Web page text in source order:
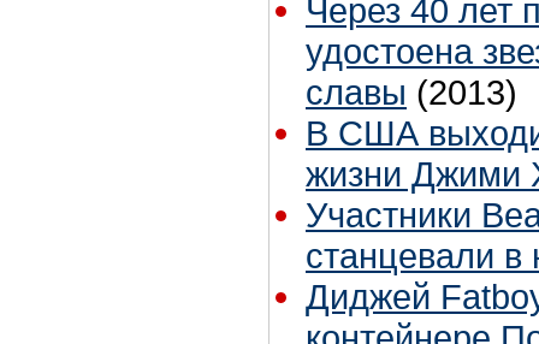
Через 40 лет
удостоена
славы (2013)
В США
жизни Джими
Участники
станцевали
Диджей